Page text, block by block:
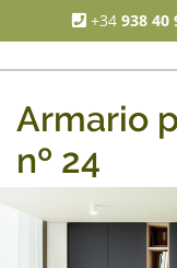
+34938 40
Armario
nº 24